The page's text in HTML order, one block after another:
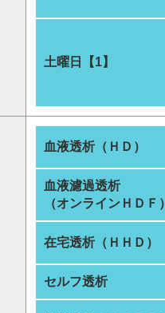
土曜日【1】
血液透析（ＨＤ）
血液濾過透析
（オンラインＨＤＦ）
在宅透析（ＨＨＤ）
セルフ透析